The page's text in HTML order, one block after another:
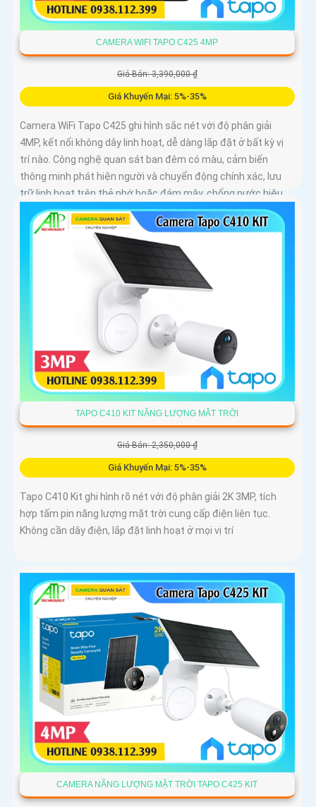
CAMERA WIFI TAPO C425 4MP
Giá Bán: 3,390,000 ₫
Giá Khuyến Mại: 5%-35%
Camera WiFi Tapo C425 ghi hình sắc nét với độ phân giải
4MP, kết nối không dây linh hoạt, dễ dàng lắp đặt ở bất kỳ vị
trí nào. Công nghệ quan sát ban đêm có màu, cảm biến
thông minh phát hiện người và chuyển động chính xác, lưu
trữ linh hoạt trên thẻ nhớ hoặc đám mây, chống nước hiệu
TAPO C410 KIT NĂNG LƯỢNG MĂT TRỜI
Giá Bán: 2,350,000 ₫
Giá Khuyến Mại: 5%-35%
Tapo C410 Kit ghi hình rõ nét với độ phân giải 2K 3MP, tích
hợp tấm pin năng lượng mặt trời cung cấp điện liên tục.
Không cần dây điện, lắp đặt linh hoạt ở mọi vị trí
CAMERA NĂNG LƯỢNG MẶT TRỜI TAPO C425 KIT